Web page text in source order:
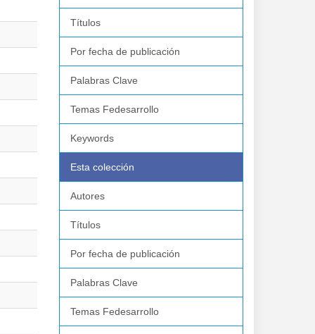
Títulos
Por fecha de publicación
Palabras Clave
Temas Fedesarrollo
Keywords
Esta colección
Autores
Títulos
Por fecha de publicación
Palabras Clave
Temas Fedesarrollo